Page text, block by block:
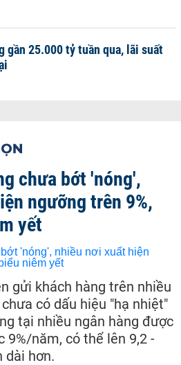
gần 25.000 tỷ tuần qua, lãi suất
chưa bớt 'nóng',
ngưỡng trên 9%,
yết
gửi khách hàng trên nhiều
có dấu hiệu "hạ nhiệt"
tại nhiều ngân hàng được
9%/năm, có thể lên 9,2 -
dài hơn.